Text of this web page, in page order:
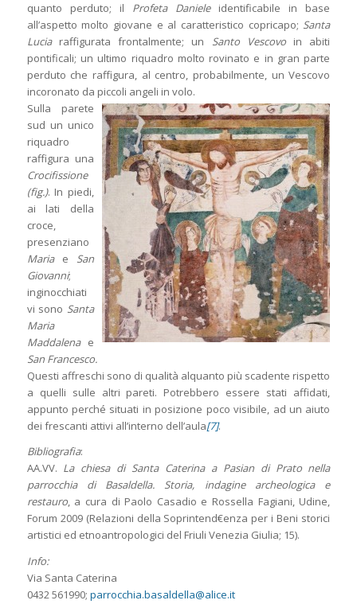
quanto perduto; il Profeta Danieleidentificabile in base
all’aspetto molto giovane e al caratteristico copricapo; Santa
Luciaraffigurata frontalmente; un Santo Vescovoin abiti
pontificali; un ultimo riquadro molto rovinato e in gran parte
perduto che raffigura, al centro, probabilmente, un Vescovo
incoronato da piccoli angeli in volo.
Sulla parete
sud un unico
riquadro
raffigura una
Crocifissione
(fig.). In piedi,
ai lati della
croce,
presenziano
Mariae San
Giovanni;
inginocchiati
vi sono Santa
Maria
Maddalenae
San Francesco.
Questi affreschi sono di qualità alquanto più scadente rispetto
a quelli sulle altri pareti. Potrebbero essere stati affidati,
appunto perché situati in posizione poco visibile, ad un aiuto
dei frescanti attivi all’interno dell’aula[7].
Bibliografia:
AA.VV. La chiesa di Santa Caterina a Pasian di Prato nella
parrocchia di Basaldella. Storia, indagine archeologica e
restauro, a cura di Paolo Casadio e Rossella Fagiani, Udine,
Forum 2009 (Relazioni della Soprintend€enza per i Beni storici
artistici ed etnoantropologici del Friuli Venezia Giulia; 15).
Info:
Via Santa Caterina
0432 561990; parrocchia.basaldella@alice.it